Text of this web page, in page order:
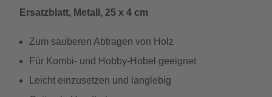
Ersatzblatt, Metall, 25 x 4 cm
Zum sauberen Abtragen von Holz
Für Kombi- und Hobby-Hobel geeignet
Leicht einzusetzen und langlebig